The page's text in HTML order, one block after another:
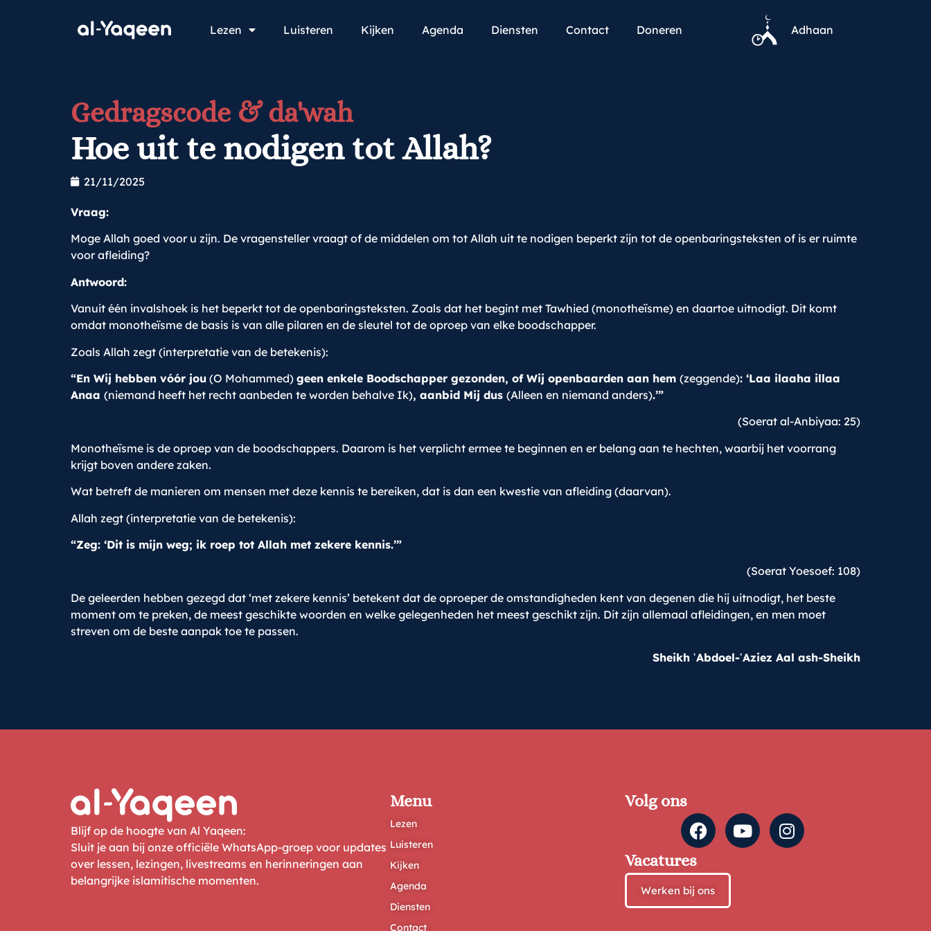
Lezen Luisteren Kijken Agenda Diensten Contact Doneren Adhaan
Gedragscode & da'wah
Hoe uit te nodigen tot Allah?
21/11/2025
Vraag:
Moge Allah goed voor u zijn. De vragensteller vraagt of de middelen om tot Allah uit te nodigen beperkt zijn tot de openbaringsteksten of is er ruimte
voor afleiding?
Antwoord:
Vanuit één invalshoek is het beperkt tot de openbaringsteksten. Zoals dat het begint met Tawhied (monotheïsme) en daartoe uitnodigt. Dit komt
omdat monotheïsme de basis is van alle pilaren en de sleutel tot de oproep van elke boodschapper.
Zoals Allah zegt (interpretatie van de betekenis):
“En Wij hebben vóór jou (O Mohammed) geen enkele Boodschapper gezonden, of Wij openbaarden aan hem (zeggende): ‘Laa ilaaha illaa
Anaa (niemand heeft het recht aanbeden te worden behalve Ik), aanbid Mij dus (Alleen en niemand anders).’”
(Soerat al-Anbiyaa: 25)
Monotheïsme is de oproep van de boodschappers. Daarom is het verplicht ermee te beginnen en er belang aan te hechten, waarbij het voorrang
krijgt boven andere zaken.
Wat betreft de manieren om mensen met deze kennis te bereiken, dat is dan een kwestie van afleiding (daarvan).
Allah zegt (interpretatie van de betekenis):
“Zeg: ‘Dit is mijn weg; ik roep tot Allah met zekere kennis.’”
(Soerat Yoesoef: 108)
De geleerden hebben gezegd dat ‘met zekere kennis’ betekent dat de oproeper de omstandigheden kent van degenen die hij uitnodigt, het beste
moment om te preken, de meest geschikte woorden en welke gelegenheden het meest geschikt zijn. Dit zijn allemaal afleidingen, en men moet
streven om de beste aanpak toe te passen.
Sheikh ʿAbdoel-ʿAziez Aal ash-Sheikh
Blijf op de hoogte van Al Yaqeen:
Sluit je aan bij onze officiële WhatsApp-groep voor updates
over lessen, lezingen, livestreams en herinneringen aan
belangrijke islamitische momenten.
Menu
Lezen
Luisteren
Kijken
Agenda
Diensten
Contact
Volg ons
Vacatures
Werken bij ons